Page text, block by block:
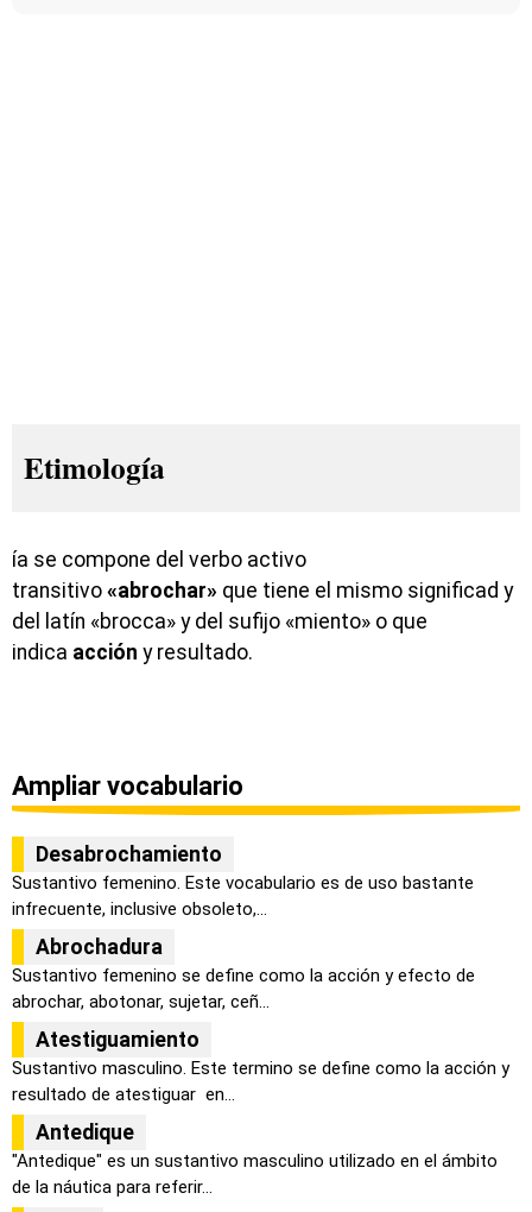
Etimología
ía se compone del verbo activo
transitivo «abrochar» que tiene el mismo significad y
del latín «brocca» y del sufijo «miento» o que
indica acción y resultado.
Ampliar vocabulario
Desabrochamiento
Sustantivo femenino. Este vocabulario es de uso bastante
infrecuente, inclusive obsoleto,...
Abrochadura
Sustantivo femenino se define como la acción y efecto de
abrochar, abotonar, sujetar, ceñ...
Atestiguamiento
Sustantivo masculino. Este termino se define como la acción y
resultado de atestiguar en...
Antedique
"Antedique" es un sustantivo masculino utilizado en el ámbito
de la náutica para referir...